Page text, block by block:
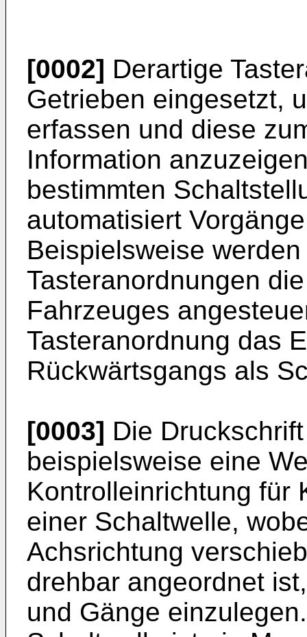
[0002] Derartige
Getrieben eingesetzt,
erfassen und diese
Information
bestimmten
automatisiert
Beispielsweise
Tasteranordnungen
Fahrzeuges
Tasteranordnung das
Rückwärtsgangs als
[0003] Die
beispielsweise eine
Kontrolleinrichtung für
einer Schaltwelle,
Achsrichtung
drehbar angeordnet
und Gänge